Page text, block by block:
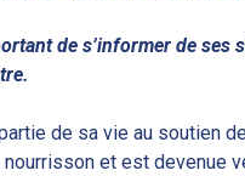
de s’informer de ses
de sa vie au soutien
et est devenue